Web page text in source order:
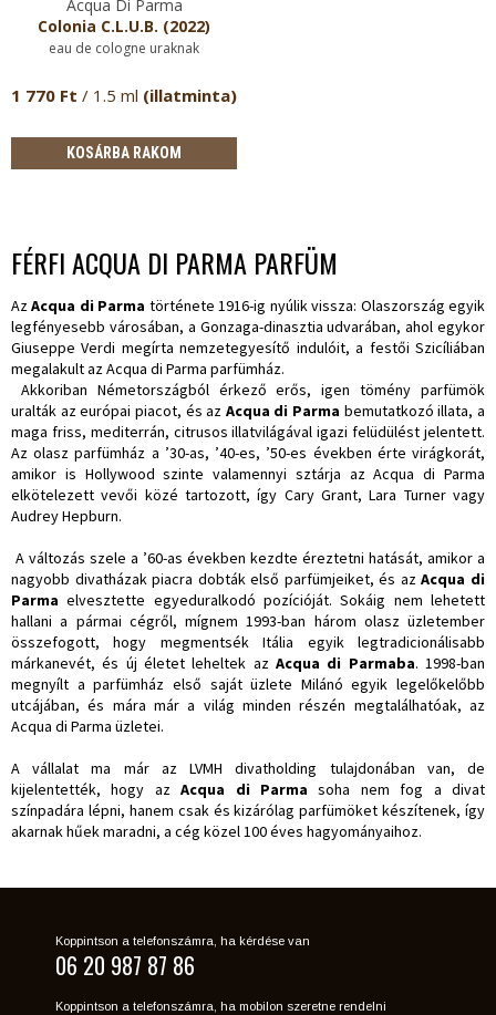
Acqua Di Parma
Colonia C.L.U.B. (2022)
eau de cologne uraknak
1 770 Ft / 1.5 ml (illatminta)
KOSÁRBA RAKOM
FÉRFI ACQUA DI PARMA PARFÜM
AzAcqua di Parma története 1916-ig nyúlik vissza: Olaszország egyik
legfényesebb városában, a Gonzaga-dinasztia udvarában, ahol egykor
Giuseppe Verdi megírta nemzetegyesítő indulóit, a festői Szicíliában
megalakult az Acqua di Parma parfümház.
Akkoriban Németországból érkező erős, igen tömény parfümök
uralták az európai piacot, és az Acqua di Parma bemutatkozó illata, a
maga friss, mediterrán, citrusos illatvilágával igazi felüdülést jelentett.
Az olasz parfümház a ’30-as, ’40-es, ’50-es években érte virágkorát,
amikor is Hollywood szinte valamennyi sztárja az Acqua di Parma
elkötelezett vevői közé tartozott, így Cary Grant, Lara Turner vagy
Audrey Hepburn.
A változás szele a ’60-as években kezdte éreztetni hatását, amikor a
nagyobb divatházak piacra dobták első parfümjeiket, és azAcqua di
Parma elvesztette egyeduralkodó pozícióját. Sokáig nem lehetett
hallani a pármai cégről, mígnem 1993-ban három olasz üzletember
összefogott, hogy megmentsék Itália egyik legtradicionálisabb
márkanevét, és új életet leheltek az Acqua di Parmaba. 1998-ban
megnyílt a parfümház első saját üzlete Milánó egyik legelőkelőbb
utcájában, és mára már a világ minden részén megtalálhatóak, az
Acqua di Parma üzletei.
A vállalat ma már az LVMH divatholding tulajdonában van, de
kijelentették, hogy azAcqua di Parma soha nem fog a divat
színpadára lépni, hanem csak és kizárólag parfümöket készítenek, így
akarnak hűek maradni, a cég közel 100 éves hagyományaihoz.
Koppintson a telefonszámra, ha kérdése van
06 20 987 87 86
Koppintson a telefonszámra, ha mobilon szeretne rendelni